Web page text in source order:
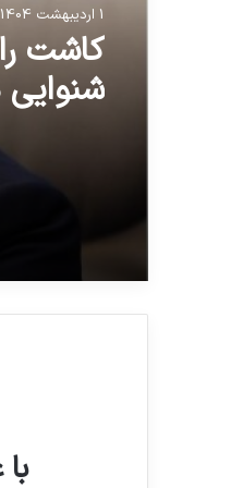
1 اردیبهشت 1404 - 3:51 ب.ظ
کاشت